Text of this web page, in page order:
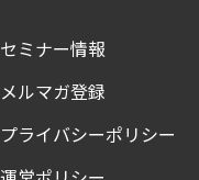
セミナー情報
メルマガ登録
プライバシーポリシー